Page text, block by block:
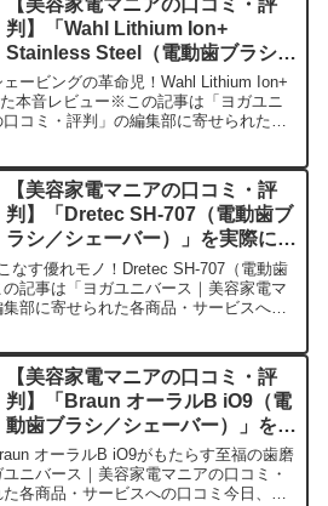
【美容家電マニアの口コミ・評
判】「Wahl Lithium Ion+
Stainless Steel（電動歯ブラシ／
シェーバー）」を実際に使ってみ
た正直感想
ェービングの革命児！Wahl Lithium Ion+
本音レビュー※この記事は「ヨガユニ
コミ・評判」の編集部に寄せられた各
【美容家電マニアの口コミ・評
判】「Dretec SH-707（電動歯ブ
ラシ／シェーバー）」を実際に使
ってみた正直感想
なす優れモノ！Dretec SH-707（電動歯
記事は「ヨガユニバース｜美容家電マ
部に寄せられた各商品・サービスへの
【美容家電マニアの口コミ・評
判】「Braun オーラルB iO9（電
動歯ブラシ／シェーバー）」を実
際に使ってみた正直感想
オーラルB iO9がもたらす至福の歯磨
ニバース｜美容家電マニアの口コミ・
各商品・サービスへの口コミ今日、編